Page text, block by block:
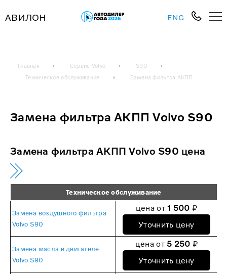
АВИЛОН ENG
Главная Сервис Volvo
S90
Техническое обслуживание
Замена фильтра АКПП
Замена фильтра АКПП Volvo S90
Замена фильтра АКПП Volvo S90 цена
Техническое обслуживание
Замена воздушного фильтра
Volvo S90
цена от1 500 ₽
Уточнить цену
Замена масла в двигателе
Volvo S90
цена от 5 250 ₽
Уточнить цену